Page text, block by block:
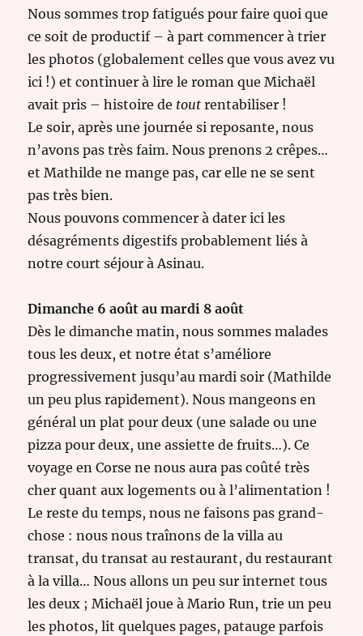
Nous sommes trop fatigués pour faire quoi que
ce soit de productif – à part commencer à trier
les photos (globalement celles que vous avez vu
ici !) et continuer à lire le roman que Michaël
avait pris – histoire de tout rentabiliser !
Le soir, après une journée si reposante, nous
n’avons pas très faim. Nous prenons 2 crêpes…
et Mathilde ne mange pas, car elle ne se sent
pas très bien.
Nous pouvons commencer à dater ici les
désagréments digestifs probablement liés à
notre court séjour à Asinau.
Dimanche 6 août au mardi 8 août
Dès le dimanche matin, nous sommes malades
tous les deux, et notre état s’améliore
progressivement jusqu’au mardi soir (Mathilde
un peu plus rapidement). Nous mangeons en
général un plat pour deux (une salade ou une
pizza pour deux, une assiette de fruits…). Ce
voyage en Corse ne nous aura pas coûté très
cher quant aux logements ou à l’alimentation !
Le reste du temps, nous ne faisons pas grand-
chose : nous nous traînons de la villa au
transat, du transat au restaurant, du restaurant
à la villa… Nous allons un peu sur internet tous
les deux ; Michaël joue à Mario Run, trie un peu
les photos, lit quelques pages, patauge parfois